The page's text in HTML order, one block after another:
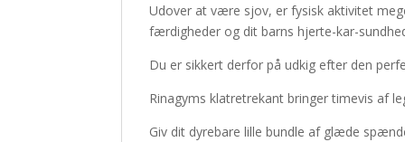
Udover at være sjov, er fysisk aktivitet
færdigheder og dit barns hjerte-kar-
Du er sikkert derfor på udkig efter den
Rinagyms klatretrekant bringer timevis af
Giv dit dyrebare lille bundle af glæde